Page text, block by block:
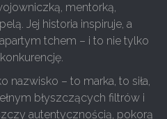
mentorką,
Jej historia inspiruje, a
tchem – i to nie tylko
nazwisko – to marka, to siła,
błyszczących filtrów i
autentycznością, pokorą